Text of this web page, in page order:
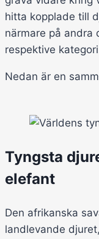
hitta kopplade till
närmare på andra
respektive
Nedan är en
Tyngsta
elefant
Den afrikanska
landlevande